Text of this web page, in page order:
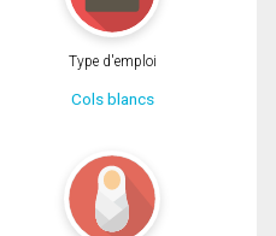
Type d'emploi
Cols blancs